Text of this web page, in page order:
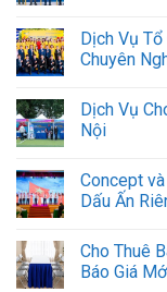
Dịch Vụ
Chuyên
Dịch Vụ
Nội
Concept
Dấu Ấn
Cho Thuê
Báo Giá